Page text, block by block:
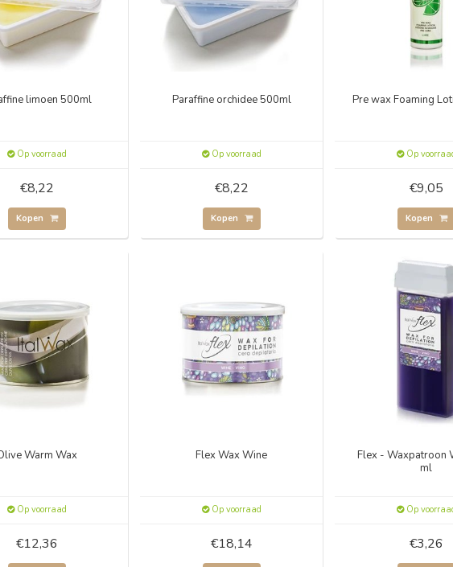
limoen 500ml
Op voorraad
€8,22
Kopen
Paraffine orchidee 500ml
Op voorraad
€8,22
Kopen
Pre wax Foaming
Op
€9,05
Kopen
Warm Wax
Op voorraad
€12,36
Flex Wax Wine
Op voorraad
€18,14
Flex - Waxpatroon
ml
Op
€3,26